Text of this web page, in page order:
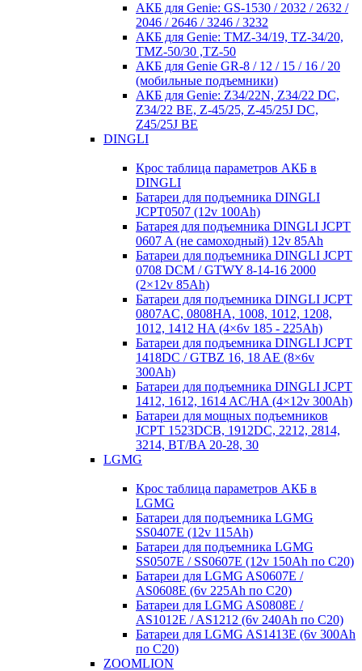
АКБ для Genie: GS-1530 / 2032 / 2632 /
2046 / 2646 / 3246 / 3232
АКБ для Genie: TMZ-34/19, TZ-34/20,
TMZ-50/30 ,TZ-50
АКБ для Genie GR-8 / 12 / 15 / 16 / 20
(мобильные подъемники)
АКБ для Genie: Z34/22N, Z34/22 DC,
Z34/22 BE, Z-45/25, Z-45/25J DC,
Z45/25J BE
DINGLI
Крос таблица параметров АКБ в
DINGLI
Батареи для подъемника DINGLI
JCPT0507 (12v 100Ah)
Батарея для подъемника DINGLI JCPT
0607 A (не самоходный) 12v 85Ah
Батареи для подъемника DINGLI JCPT
0708 DCM / GTWY 8-14-16 2000
(2×12v 85Ah)
Батареи для подъемника DINGLI JCPT
0807AC, 0808HA, 1008, 1012, 1208,
1012, 1412 HA (4×6v 185 - 225Ah)
Батареи для подъемника DINGLI JCPT
1418DC / GTBZ 16, 18 AE (8×6v
300Ah)
Батареи для подъемника DINGLI JCPT
1412, 1612, 1614 AC/HA (4×12v 300Ah)
Батареи для мощных подъемников
JCPT 1523DCB, 1912DC, 2212, 2814,
3214, BT/BA 20-28, 30
LGMG
Крос таблица параметров АКБ в
LGMG
Батареи для подъемника LGMG
SS0407E (12v 115Ah)
Батареи для подъемника LGMG
SS0507E / SS0607E (12v 150Ah по С20)
Батареи для LGMG AS0607E /
AS0608E (6v 225Ah по С20)
Батареи для LGMG AS0808E /
AS1012E / AS1212 (6v 240Ah по С20)
Батареи для LGMG AS1413E (6v 300Ah
по С20)
ZOOMLION